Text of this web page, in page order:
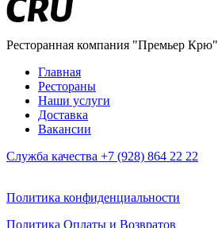
Ресторанная компания "Премьер Крю"
Главная
Рестораны
Наши услуги
Доставка
Вакансии
Служба качества +7 (928) 864 22 22
Политика конфиденциальности
Политика Оплаты и Возвратов